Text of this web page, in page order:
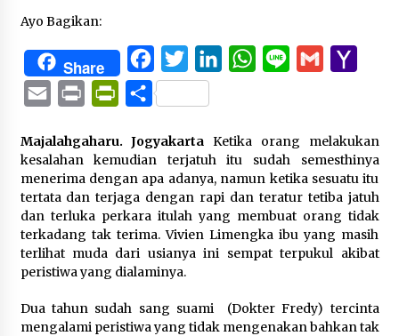
Ayo Bagikan:
Share FacebookTwitterLinkedInWhatsApp
Line Gmail
Email Print PrintFriendly
Share
Majalahgaharu. Jogyakarta Ketika orang melakukan
kesalahan kemudian terjatuh itu sudah semesthinya
menerima dengan apa adanya, namun ketika sesuatu itu
tertata dan terjaga dengan rapi dan teratur tetiba jatuh
dan terluka perkara itulah yang membuat orang tidak
terkadang tak terima. Vivien Limengka ibu yang masih
terlihat muda dari usianya ini sempat terpukul akibat
peristiwa yang dialaminya.
Dua tahun sudah sang suami (Dokter Fredy) tercinta
mengalami peristiwa yang tidak mengenakan bahkan tak